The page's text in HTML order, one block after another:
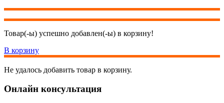
Товар(-ы) успешно добавлен(-ы) в корзину!
В корзину
Не удалось добавить товар в корзину.
Онлайн консультация